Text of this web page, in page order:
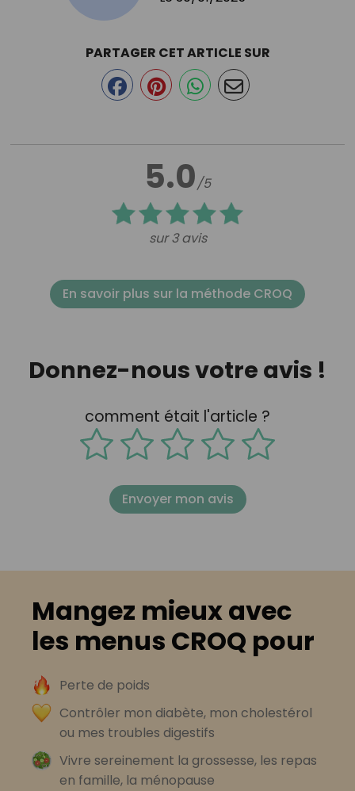
5.0/5
sur 3 avis
PARTAGER CET ARTICLE SUR
En savoir plus sur la méthode CROQ
Donnez-nous votre avis !
comment était l'article ?
Envoyer mon avis
Mangez mieux avec
les menus CROQ pour
Perte de poids
Contrôler mon diabète, mon cholestérol
ou mes troubles digestifs
Vivre sereinement la grossesse, les repas
en famille, la ménopause